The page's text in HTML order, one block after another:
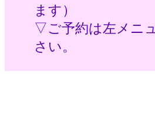
ます）
▽ご予約は左メニ
さい。